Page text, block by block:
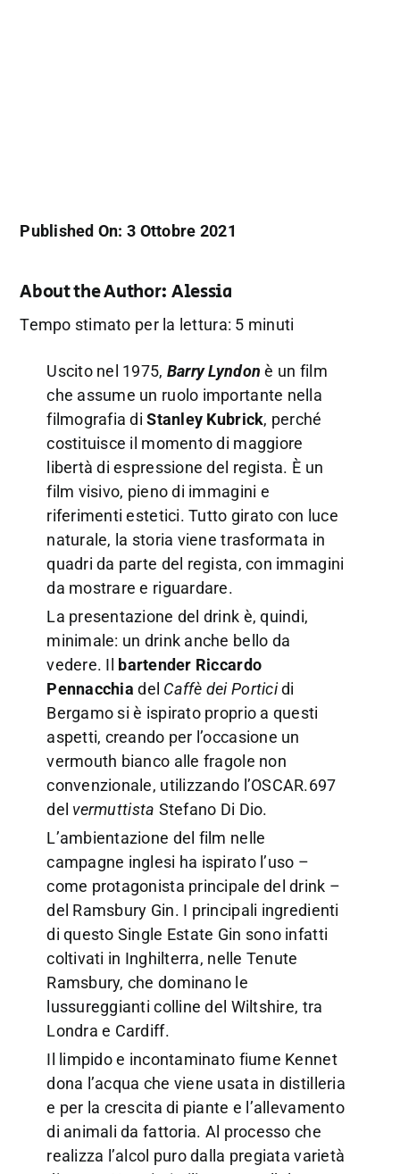
Published On: 3 Ottobre 2021
About the Author: Alessia
Tempo stimato per la lettura: 5 minuti
Uscito nel 1975, Barry Lyndon è un film
che assume un ruolo importante nella
filmografia diStanley Kubrick, perché
costituisce il momento di maggiore
libertà di espressione del regista. È un
film visivo, pieno di immagini e
riferimenti estetici. Tutto girato con luce
naturale, la storia viene trasformata in
quadri da parte del regista, con immagini
da mostrare e riguardare.
La presentazione del drink è, quindi,
minimale: un drink anche bello da
vedere. Il
bartender Riccardo
Pennacchiadel Caffè dei Porticidi
Bergamo si è ispirato proprio a questi
aspetti, creando per l’occasione un
vermouth bianco alle fragole non
convenzionale, utilizzando l’OSCAR.697
del vermuttista Stefano Di Dio.
L’ambientazione del film nelle
campagne inglesi ha ispirato l’uso –
come protagonista principale del drink –
del Ramsbury Gin. I principali ingredienti
di questo Single Estate Gin sono infatti
coltivati in Inghilterra, nelle Tenute
Ramsbury, che dominano le
lussureggianti colline del Wiltshire, tra
Londra e Cardiff.
Il limpido e incontaminato fiume Kennet
dona l’acqua che viene usata in distilleria
e per la crescita di piante e l’allevamento
di animali da fattoria. Al processo che
realizza l’alcol puro dalla pregiata varietà